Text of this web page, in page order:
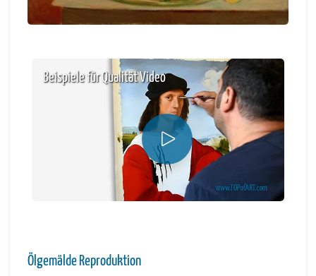
Beispiele für Qualität Video
Ölgemälde Reproduktion